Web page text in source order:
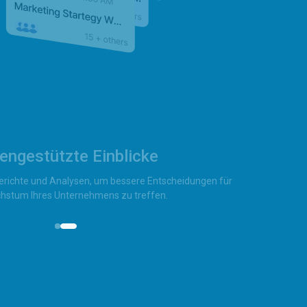
Einblicke
und Analysen, um bessere Entscheidungen für
Ihres Unternehmens zu treffen.